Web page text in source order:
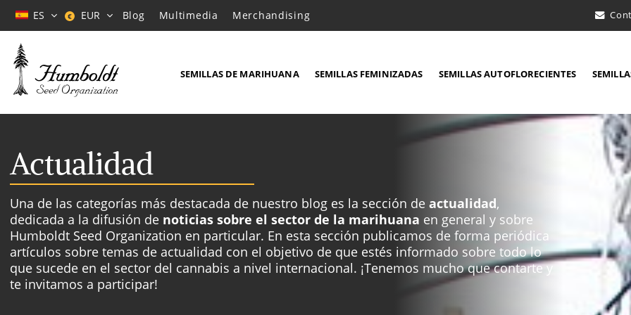
ES € EUR Blog Multimedia Merchandising
SEMILLAS DE MARIHUANA SEMILLAS FEMINIZADAS SEMILLAS AUTOFLORECIENTES
Actualidad
Una de las categorías más destacada de nuestro blog es la sección deactualidad,
dedicada a la difusión de noticias sobre el sector de la marihuana en general y sobre
Humboldt Seed Organization en particular. En esta sección publicamos de forma periódica
artículos sobre temas de actualidad con el objetivo de que estés informado sobre todo lo
que sucede en el sector del cannabis a nivel internacional. ¡Tenemos mucho que contarte y
te invitamos a participar!